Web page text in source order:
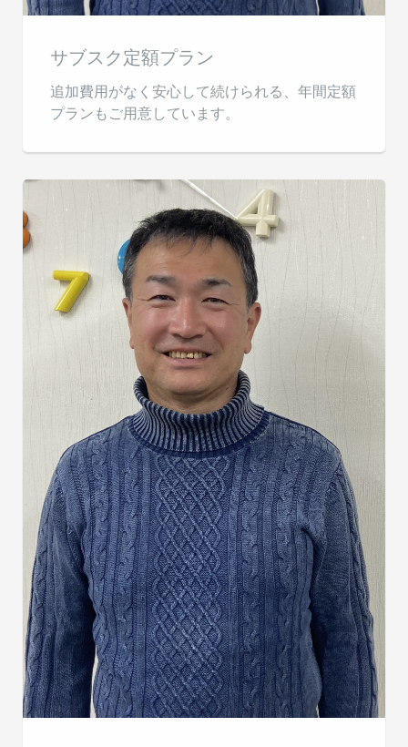
サブスク定額プラン
追加費用がなく安心して続けられる、年間定額
プランもご用意しています。